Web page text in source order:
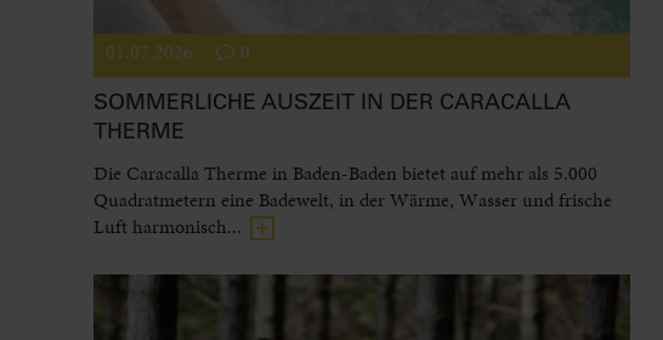
01.07.2026 0
SOMMERLICHE AUSZEIT IN DER CARACALLA
THERME
Die Caracalla Therme in Baden-Baden bietet auf mehr als 5.000
Quadratmetern eine Badewelt, in der Wärme, Wasser und frische
Luft harmonisch...